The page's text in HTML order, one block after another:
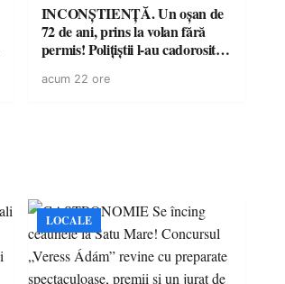
INCONȘTIENȚĂ. Un oșan de
72 de ani, prins la volan fără
permis! Polițiștii l-au cadorosit
acum 22 ore
LOCALE